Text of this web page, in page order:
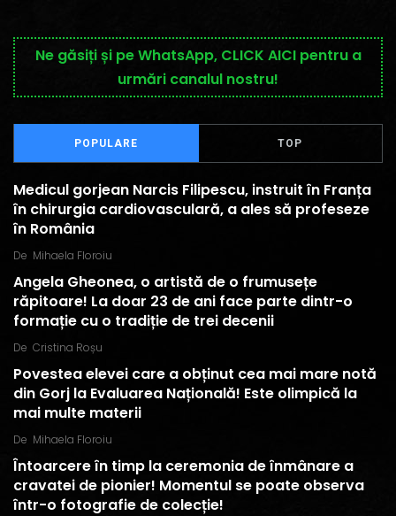
Ne găsiți și pe WhatsApp, CLICK AICI pentru a
urmări canalul nostru!
POPULARE TOP
Medicul gorjean Narcis Filipescu, instruit în Franța
în chirurgia cardiovasculară, a ales să profeseze
în România
De Mihaela Floroiu
Angela Gheonea, o artistă de o frumusețe
răpitoare! La doar 23 de ani face parte dintr-o
formație cu o tradiție de trei decenii
De Cristina Roșu
Povestea elevei care a obținut cea mai mare notă
din Gorj la Evaluarea Națională! Este olimpică la
mai multe materii
De Mihaela Floroiu
Întoarcere în timp la ceremonia de înmânare a
cravatei de pionier! Momentul se poate observa
într-o fotografie de colecție!